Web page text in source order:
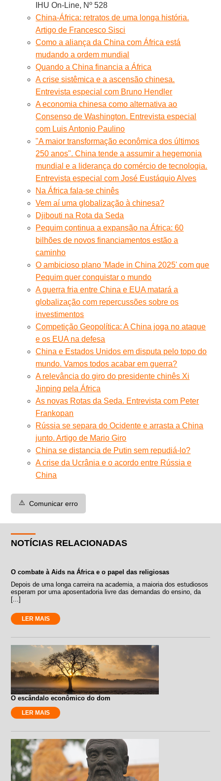
IHU On-Line, Nº 528
China-África: retratos de uma longa história.
Artigo de Francesco Sisci
Como a aliança da China com África está
mudando a ordem mundial
Quando a China financia a África
A crise sistêmica e a ascensão chinesa.
Entrevista especial com Bruno Hendler
A economia chinesa como alternativa ao
Consenso de Washington. Entrevista especial
com Luis Antonio Paulino
"A maior transformação econômica dos últimos
250 anos". China tende a assumir a hegemonia
mundial e a liderança do comércio de tecnologia.
Entrevista especial com José Eustáquio Alves
Na África fala-se chinês
Vem aí uma globalização à chinesa?
Djibouti na Rota da Seda
Pequim continua a expansão na África: 60
bilhões de novos financiamentos estão a
caminho
O ambicioso plano 'Made in China 2025' com que
Pequim quer conquistar o mundo
A guerra fria entre China e EUA matará a
globalização com repercussões sobre os
investimentos
Competição Geopolítica: A China joga no ataque
e os EUA na defesa
China e Estados Unidos em disputa pelo topo do
mundo. Vamos todos acabar em guerra?
A relevância do giro do presidente chinês Xi
Jinping pela África
As novas Rotas da Seda. Entrevista com Peter
Frankopan
Rússia se separa do Ocidente e arrasta a China
junto. Artigo de Mario Giro
China se distancia de Putin sem repudiá-lo?
A crise da Ucrânia e o acordo entre Rússia e
China
⚠️ Comunicar erro
NOTÍCIAS RELACIONADAS
O combate à Aids na África e o papel das religiosas
Depois de uma longa carreira na academia, a maioria dos estudiosos
esperam por uma aposentadoria livre das demandas do ensino, da
[...]
LER MAIS
O escândalo econômico do dom
LER MAIS